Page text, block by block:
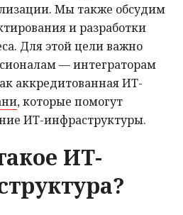
Мы также обсудим
и разработки
Для этой цели важно
— интеграторам
аккредитованная ИТ-
, которые помогут
ИТ-инфраструктуры.
ИТ-